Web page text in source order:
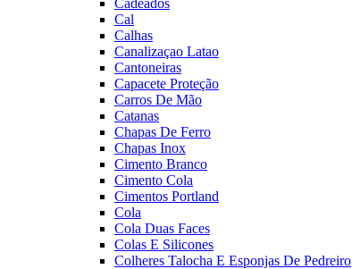
Cadeados
Cal
Calhas
Canalizaçao Latao
Cantoneiras
Capacete Proteção
Carros De Mão
Catanas
Chapas De Ferro
Chapas Inox
Cimento Branco
Cimento Cola
Cimentos Portland
Cola
Cola Duas Faces
Colas E Silicones
Colheres Talocha E Esponjas De Pedreiro